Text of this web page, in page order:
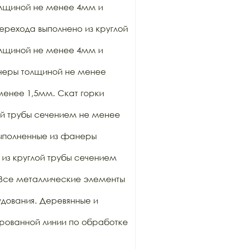
не менее 4мм и
выполнено из круглой
не менее 4мм и
толщиной не менее
1,5мм. Скат горки
трубы сечением не менее
из фанеры
круглой трубы сечением
металлические элементы
Деревянные и
линии по обработке